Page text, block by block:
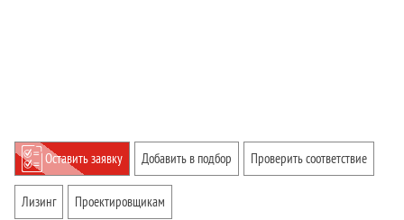
Оставить заявку Добавить в подбор Проверить соответствие
Лизинг Проектировщикам